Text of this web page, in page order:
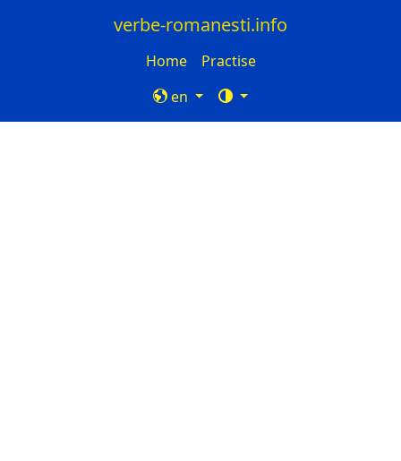
verbe-romanesti.info
Home
Practise
en